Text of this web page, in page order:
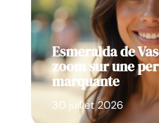
Esmeralda de
zoom sur une
marquante
30 juillet 2026